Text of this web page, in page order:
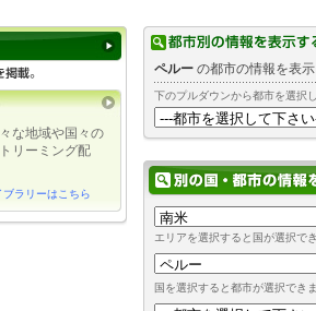
ペルー の都市の情報を表
下のプルダウンから都市を選択
エリアを選択すると国が選択で
国を選択すると都市が選択でき
な地域や国々の
リーミング配
ブラリーはこちら